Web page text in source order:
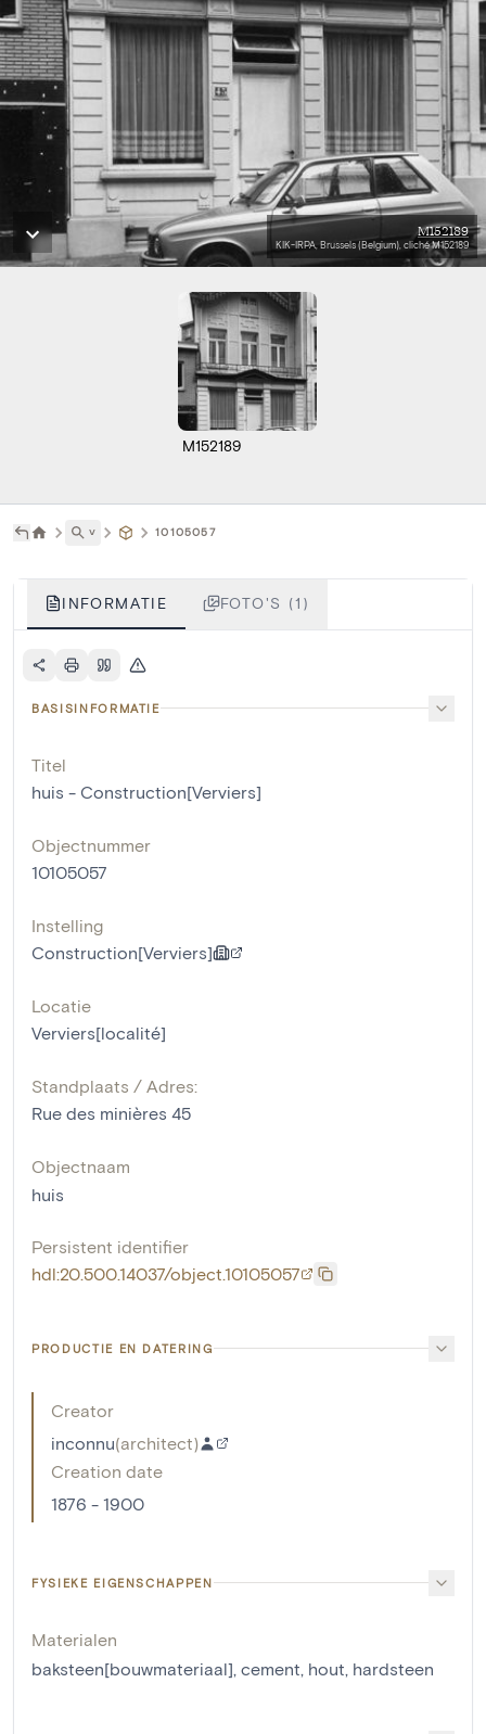
M152189
KIK-IRPA, Brussels (Belgium), cliché M152189
M152189
˅ 10105057
INFORMATIE FOTO'S (1)
BASISINFORMATIE
Titel
huis - Construction[Verviers]
Objectnummer
10105057
Instelling
Construction[Verviers]
Locatie
Verviers[localité]
Standplaats / Adres:
Rue des minières 45
Objectnaam
huis
Persistent identifier
hdl:20.500.14037/object.10105057
PRODUCTIE EN DATERING
Creator
inconnu(architect)
Creation date
1876 - 1900
FYSIEKE EIGENSCHAPPEN
Materialen
baksteen[bouwmateriaal] cement hout hardsteen